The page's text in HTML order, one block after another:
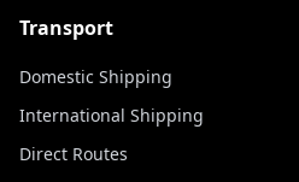
Transport
Domestic Shipping
International Shipping
Direct Routes